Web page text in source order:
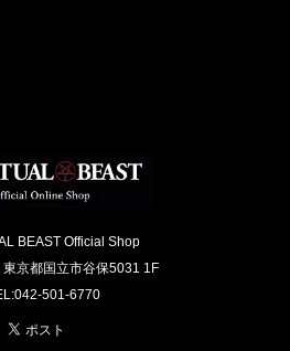
BEAST Official Shop
京都国立市谷保5031 1F
501-6770